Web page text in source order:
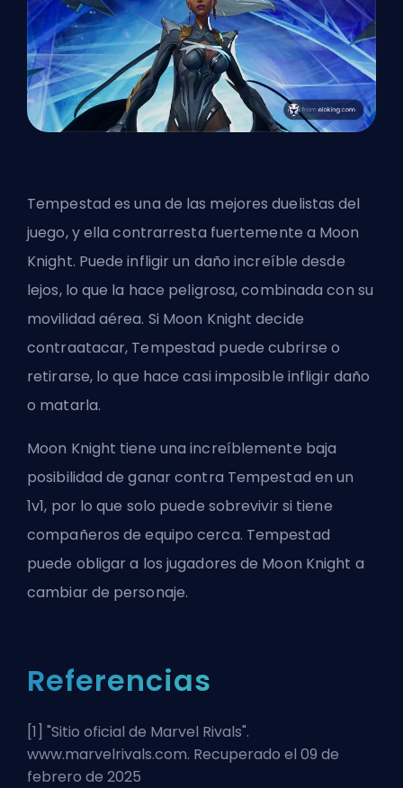
Tempestad esuna de las mejores duelistas del
juego, y ella contrarresta fuertemente a Moon
Knight. Puede infligir un daño increíble desde
lejos, lo que la hace peligrosa, combinada con su
movilidad aérea. Si Moon Knight decide
contraatacar, Tempestad puede cubrirse o
retirarse, lo que hace casi imposible infligir daño
o matarla.
Moon Knight tiene una increíblemente baja
posibilidad de ganar contra Tempestad en un
1v1, por lo que solo puede sobrevivir si tiene
compañeros de equipo cerca. Tempestad
puede obligar a los jugadores de Moon Knight a
cambiar de personaje.
Referencias
[1] "Sitio oficial de Marvel Rivals".
www.marvelrivals.com. Recuperado el 09 de
febrero de 2025